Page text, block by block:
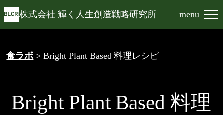
株式会社 輝く人生創造戦略研究所 menu
食ラボ > Bright Plant Based 料理レシピ
Bright Plant Based 料理